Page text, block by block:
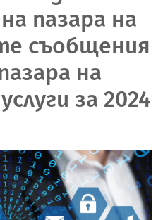
пазара на
съобщения
на
за 2024